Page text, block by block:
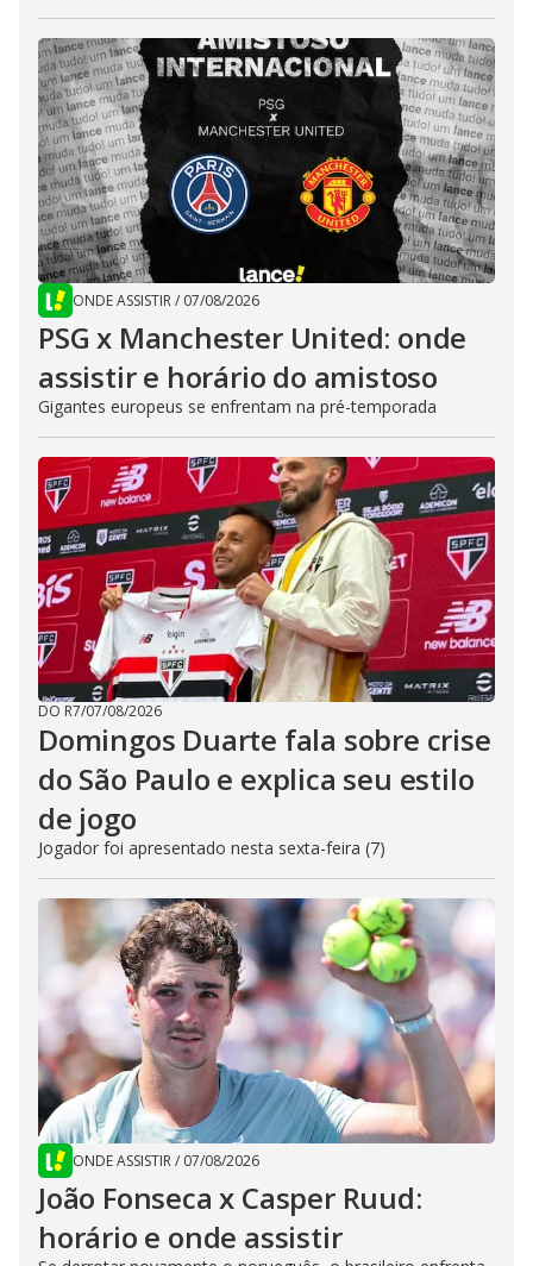
ONDE ASSISTIR/ 07/08/2026
PSG x Manchester United: onde
assistir e horário do amistoso
Gigantes europeus se enfrentam na pré-temporada
DO R7/07/08/2026
Domingos Duarte fala sobre crise
do São Paulo e explica seu estilo
de jogo
Jogador foi apresentado nesta sexta-feira (7)
ONDE ASSISTIR/ 07/08/2026
João Fonseca x Casper Ruud:
horário e onde assistir